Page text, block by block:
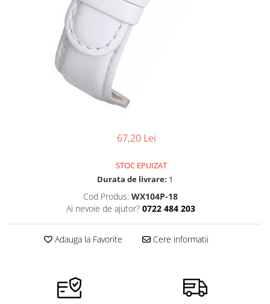
Ceasuri Daniel Klein
Ceasuri Lorus
Ceasuri Q&Q
Ceasuri Reflex
Scule de Mana
Turnare, Lipire, Finisare
Scule Speciale
Suporti de Lucru
Surubelnite fine
Truse / Kituri Ceasornicar
67,20 Lei
STOC EPUIZAT
Durata de livrare: 1
Cod Produs: WX104P-18
Ai nevoie de ajutor? 0722 484 203
Adauga la Favorite Cere informatii